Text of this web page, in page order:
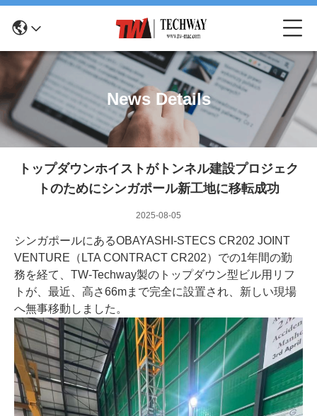
News Details
トップダウンホイストがトンネル建設プロジェク
トのためにシンガポール新工地に移転成功
2025-08-05
シンガポールにあるOBAYASHI-STECS CR202 JOINT
VENTURE（LTA CONTRACT CR202）での1年間の勤
務を経て、TW-Techway製のトップダウン型ビル用リフ
トが、最近、高さ66mまで完全に設置され、新しい現場
へ無事移動しました。